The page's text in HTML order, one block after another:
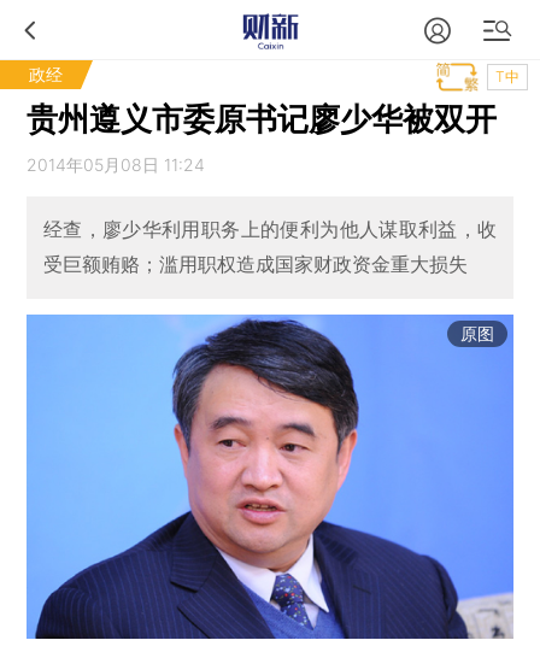
政经 T中
贵州遵义市委原书记廖少华被双开
2014年05月08日 11:24
经查，廖少华利用职务上的便利为他人谋取利益，收
受巨额贿赂；滥用职权造成国家财政资金重大损失
原图